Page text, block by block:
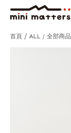
首頁 ALL / 全部商品